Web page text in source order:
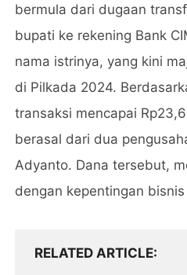
bermula dari dugaan
bupati ke rekening Bank
nama istrinya, yang kini
di Pilkada 2024.
transaksi mencapai
berasal dari dua
Adyanto. Dana tersebut,
dengan kepentingan
RELATED ARTICLE